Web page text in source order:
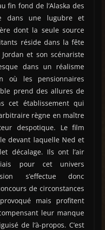
fin fond de l’Alaska des
dans une lugubre et
dont la seule source
réside dans la fête
et son scénariste
dans un réalisme
où les pensionnaires
prend des allures de
cet établissement qui
règne en maître
despotique. Le film
devant laquelle Ned et
décalage. Ils ont l’air
pour cet univers
s’effectue donc
de circonstances
mais profitent
leur manque
de l’à-propos. C’est